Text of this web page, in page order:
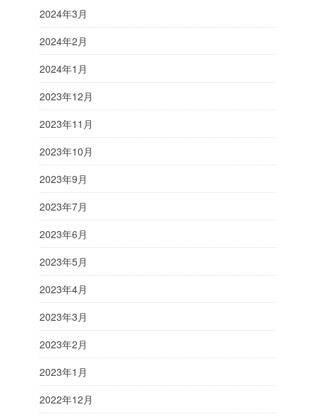
2024年3月
2024年2月
2024年1月
2023年12月
2023年11月
2023年10月
2023年9月
2023年7月
2023年6月
2023年5月
2023年4月
2023年3月
2023年2月
2023年1月
2022年12月